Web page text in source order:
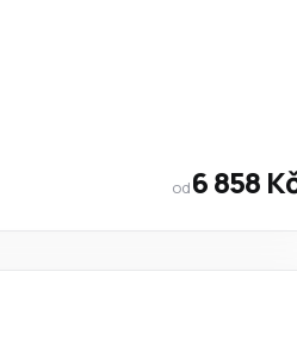
od6 858